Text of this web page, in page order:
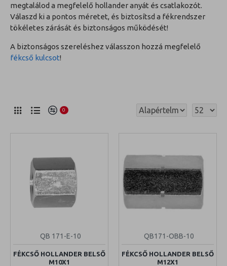
megtalálod a megfelelő hollander anyát és csatlakozót.
Válaszd ki a pontos méretet, és biztosítsd a fékrendszer
tökéletes zárását és biztonságos működését!
A biztonságos szereléshez válasszon hozzá megfelelő
fékcső kulcsot!
0
QB 171-E-10
FÉKCSŐ HOLLANDER BELSŐ
M10X1
QB171-OBB-10
FÉKCSŐ HOLLANDER BELSŐ
M12X1